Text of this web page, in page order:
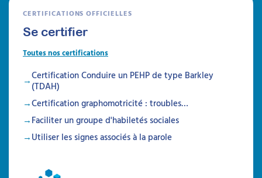
CERTIFICATIONS OFFICIELLES
Se certifier
Toutes nos certifications
Certification Conduire un PEHP de type Barkley
(TDAH)
Certification graphomotricité : troubles…
Faciliter un groupe d'habiletés sociales
Utiliser les signes associés à la parole